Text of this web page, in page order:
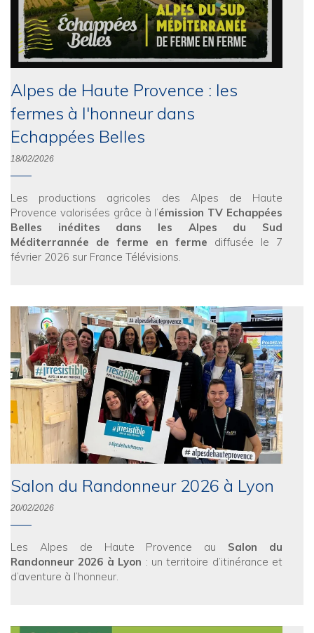
Alpes de Haute Provence : les
fermes à l'honneur dans
Echappées Belles
18/02/2026
Les productions agricoles des Alpes de Haute
Provence valorisées grâce à l’émission TV Echappées
Belles inédites dans les Alpes du Sud
Méditerrannée de ferme en ferme diffusée le 7
février 2026 sur France Télévisions.
Salon du Randonneur 2026 à Lyon
20/02/2026
Les Alpes de Haute Provence au Salon du
Randonneur 2026 à Lyon : un territoire d’itinérance et
d’aventure à l’honneur.